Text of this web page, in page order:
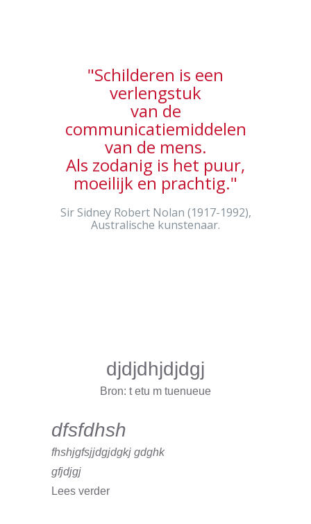
"Schilderen is een
verlengstuk
van de
communicatiemiddelen
van de mens.
Als zodanig is het puur,
moeilijk en prachtig."
Sir Sidney Robert Nolan (1917-1992),
Australische kunstenaar.
djdjdhjdjdgj
Bron: t etu m tuenueue
dfsfdhsh
fhshjgfsjjdgjdgkj gdghk
gfjdjgj
Lees verder